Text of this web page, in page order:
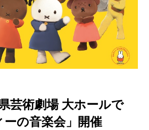
芸術劇場 大ホールで
ーの音楽会」開催